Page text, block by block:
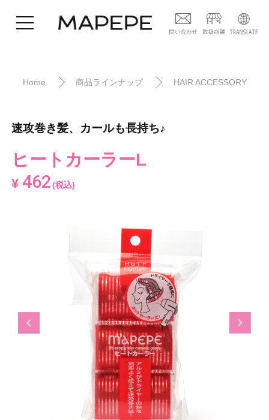
Home 商品ラインナップ HAIR ACCESSORY
速攻巻き髪、カールも長持ち♪
ヒートカーラーL
¥ 462 (税込)
Previous Next